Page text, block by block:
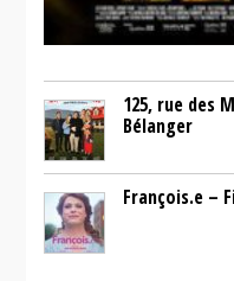
125, rue des
Bélanger
François.e –